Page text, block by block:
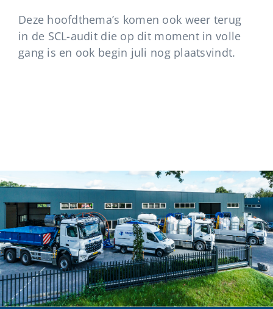
Deze hoofdthema’s komen ook weer terug
in de SCL-audit die op dit moment in volle
gang is en ook begin juli nog plaatsvindt.